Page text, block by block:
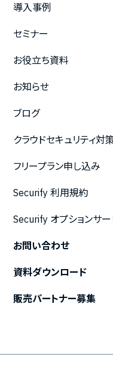
導入事例
セミナー
お役立ち資料
お知らせ
ブログ
クラウドセキュリティ対
フリープラン申し込み
Securify 利用規約
Securify オプションサ
お問い合わせ
資料ダウンロード
販売パートナー募集